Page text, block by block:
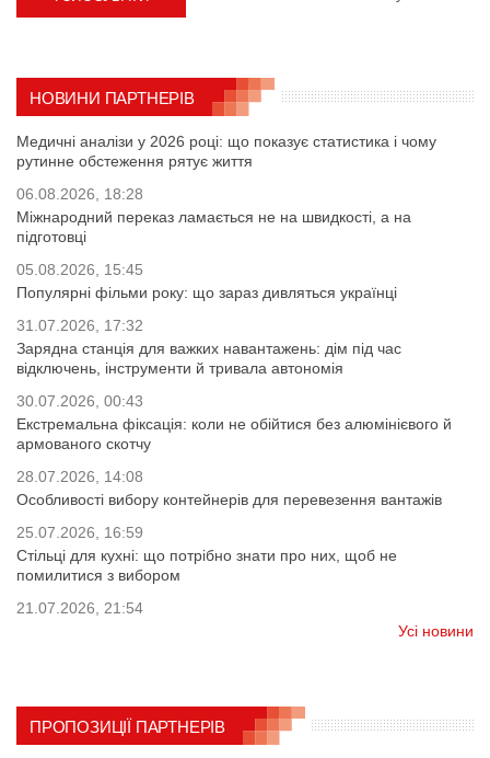
НОВИНИ ПАРТНЕРІВ
Медичні аналізи у 2026 році: що показує статистика і чому
рутинне обстеження рятує життя
06.08.2026, 18:28
Міжнародний переказ ламається не на швидкості, а на
підготовці
05.08.2026, 15:45
Популярні фільми року: що зараз дивляться українці
31.07.2026, 17:32
Зарядна станція для важких навантажень: дім під час
відключень, інструменти й тривала автономія
30.07.2026, 00:43
Екстремальна фіксація: коли не обійтися без алюмінієвого й
армованого скотчу
28.07.2026, 14:08
Особливості вибору контейнерів для перевезення вантажів
25.07.2026, 16:59
Стільці для кухні: що потрібно знати про них, щоб не
помилитися з вибором
21.07.2026, 21:54
Усі новини
ПРОПОЗИЦІЇ ПАРТНЕРІВ